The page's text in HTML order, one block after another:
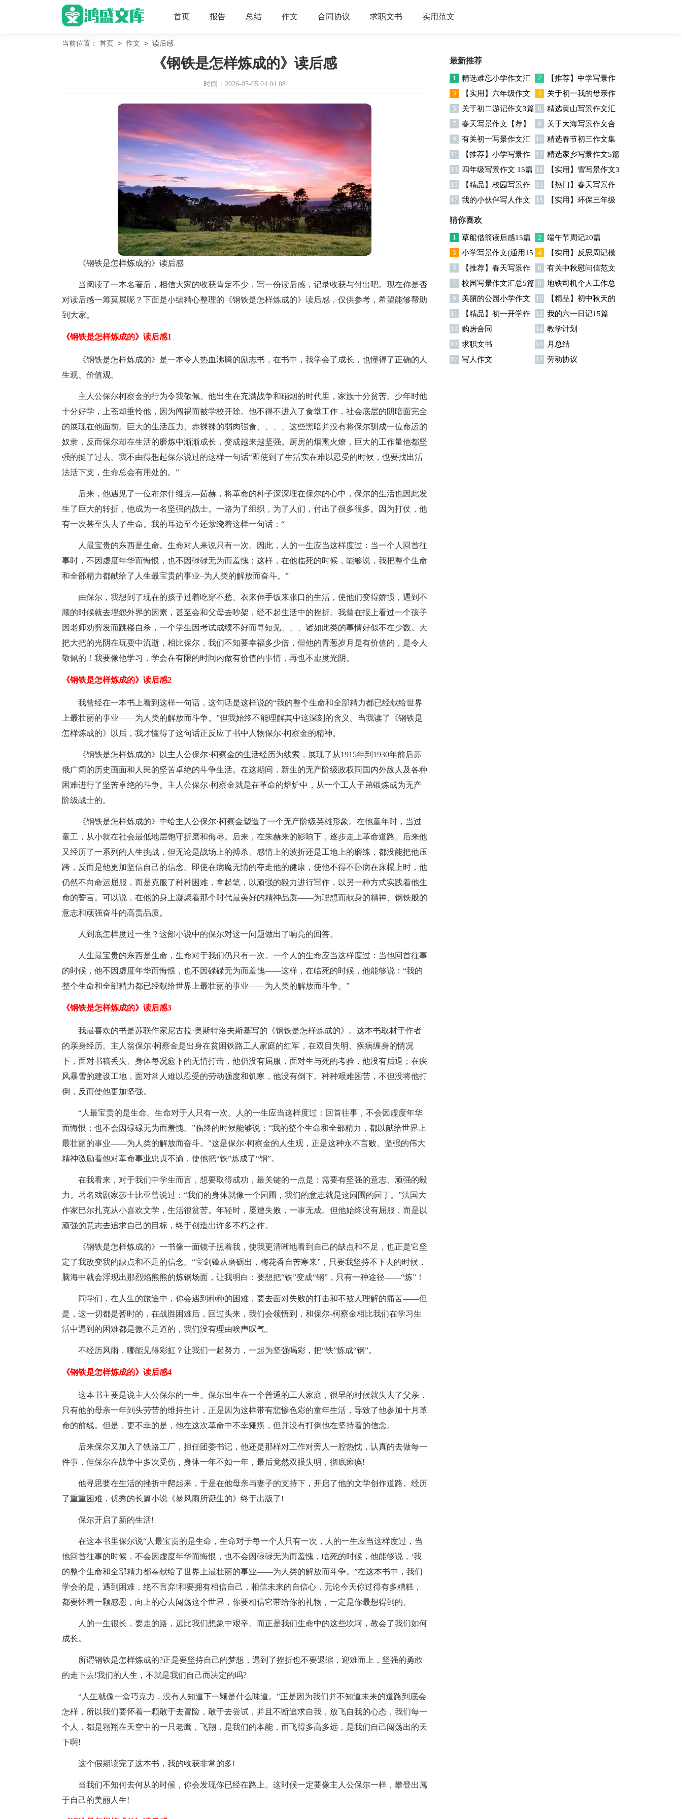
首页 报告 总结 作文 合同协议 求职文书 实用范文
当前位置： 首页 > 作文 > 读后感
《钢铁是怎样炼成的》读后感
时间：2026-05-05 04:04:08
《钢铁是怎样炼成的》读后感
当阅读了一本名著后，相信大家的收获肯定不少，写一份读后感，记录收获与付出吧。现在你是否
对读后感一筹莫展呢？下面是小编精心整理的《钢铁是怎样炼成的》读后感，仅供参考，希望能够帮助
到大家。
《钢铁是怎样炼成的》读后感1
《钢铁是怎样炼成的》是一本令人热血沸腾的励志书，在书中，我学会了成长，也懂得了正确的人
生观、价值观。
主人公保尔柯察金的行为令我敬佩。他出生在充满战争和硝烟的时代里，家族十分贫苦。少年时他
十分好学，上苍却垂怜他，因为闯祸而被学校开除。他不得不进入了食堂工作，社会底层的阴暗面完全
的展现在他面前。巨大的生活压力、赤裸裸的弱肉强食、、、、这些黑暗并没有将保尔驯成一位命运的
奴隶，反而保尔却在生活的磨炼中渐渐成长，变成越来越坚强。厨房的烟熏火燎，巨大的工作量他都坚
强的挺了过去。我不由得想起保尔说过的这样一句话“即使到了生活实在难以忍受的时候，也要找出活
法活下支，生命总会有用处的。”
后来，他遇见了一位布尔什维克—茹赫，将革命的种子深深埋在保尔的心中，保尔的生活也因此发
生了巨大的转折，他成为一名坚强的战士。一路为了组织，为了人们，付出了很多很多。因为打仗，他
有一次甚至失去了生命。我的耳边至今还萦绕着这样一句话：“
人最宝贵的东西是生命。生命对人来说只有一次。因此，人的一生应当这样度过：当一个人回首往
事时，不因虚度年华而悔恨，也不因碌碌无为而羞愧；这样，在他临死的时候，能够说，我把整个生命
和全部精力都献给了人生最宝贵的事业–为人类的解放而奋斗。”
由保尔，我想到了现在的孩子过着吃穿不愁、衣来伸手饭来张口的生活，使他们变得娇惯，遇到不
顺的时候就去埋怨外界的因素，甚至会和父母去吵架，经不起生活中的挫折。我曾在报上看过一个孩子
因老师劝剪发而跳楼自杀，一个学生因考试成绩不好而寻短见、、、诸如此类的事情好似不在少数。大
把大把的光阴在玩耍中流逝，相比保尔，我们不知要幸福多少倍，但他的青葱岁月是有价值的，是令人
敬佩的！我要像他学习，学会在有限的时间内做有价值的事情，再也不虚度光阴。
《钢铁是怎样炼成的》读后感2
我曾经在一本书上看到这样一句话，这句话是这样说的“我的整个生命和全部精力都已经献给世界
上最壮丽的事业――为人类的解放而斗争。”但我始终不能理解其中这深刻的含义。当我读了《钢铁是
怎样炼成的》以后，我才懂得了这句话正反应了书中人物保尔·柯察金的精神。
《钢铁是怎样炼成的》以主人公保尔·柯察金的生活经历为线索，展现了从1915年到1930年前后苏
俄广阔的历史画面和人民的坚苦卓绝的斗争生活。在这期间，新生的无产阶级政权同国内外敌人及各种
困难进行了坚苦卓绝的斗争。主人公保尔·柯察金就是在革命的熔炉中，从一个工人子弟锻炼成为无产
阶级战士的。
《钢铁是怎样炼成的》中给主人公保尔·柯察金塑造了一个无产阶级英雄形象。在他童年时，当过
童工，从小就在社会最低地层饱守折磨和侮辱。后来，在朱赫来的影响下，逐步走上革命道路。后来他
又经历了一系列的人生挑战，但无论是战场上的搏杀、感情上的波折还是工地上的磨练，都没能把他压
跨，反而是他更加坚信自己的信念。即使在病魔无情的夺走他的健康，使他不得不卧病在床榻上时，他
仍然不向命运屈服，而是克服了种种困难，拿起笔，以顽强的毅力进行写作，以另一种方式实践着他生
命的誓言。可以说，在他的身上凝聚着那个时代最美好的精神品质――为理想而献身的精神、钢铁般的
意志和顽强奋斗的高贵品质。
人到底怎样度过一生？这部小说中的保尔对这一问题做出了响亮的回答。
人生最宝贵的东西是生命，生命对于我们仍只有一次。一个人的生命应当这样度过：当他回首往事
的时候，他不因虚度年华而悔恨，也不因碌碌无为而羞愧――这样，在临死的时候，他能够说：“我的
整个生命和全部精力都已经献给世界上最壮丽的事业――为人类的解放而斗争。”
《钢铁是怎样炼成的》读后感3
我最喜欢的书是苏联作家尼古拉·奥斯特洛夫斯基写的《钢铁是怎样炼成的》。这本书取材于作者
的亲身经历。主人翁保尔·柯察金是出身在贫困铁路工人家庭的红军，在双目失明、疾病缠身的情况
下，面对书稿丢失、身体每况愈下的无情打击，他仍没有屈服，面对生与死的考验，他没有后退；在疾
风暴雪的建设工地，面对常人难以忍受的劳动强度和饥寒，他没有倒下。种种艰难困苦，不但没将他打
倒，反而使他更加坚强。
“人最宝贵的是生命。生命对于人只有一次。人的一生应当这样度过：回首往事，不会因虚度年华
而悔恨；也不会因碌碌无为而羞愧。”临终的时候能够说：“我的整个生命和全部精力，都以献给世界上
最壮丽的事业——为人类的解放而奋斗。”这是保尔·柯察金的人生观，正是这种永不言败、坚强的伟大
精神激励着他对革命事业忠贞不渝，使他把“铁”炼成了“钢”。
在我看来，对于我们中学生而言，想要取得成功，最关键的一点是：需要有坚强的意志、顽强的毅
力。著名戏剧家莎士比亚曾说过：“我们的身体就像一个园圃，我们的意志就是这园圃的园丁。”法国大
作家巴尔扎克从小喜欢文学，生活很贫苦。年轻时，屡遭失败，一事无成。但他始终没有屈服，而是以
顽强的意志去追求自己的目标，终于创造出许多不朽之作。
《钢铁是怎样炼成的》一书像一面镜子照着我，使我更清晰地看到自己的缺点和不足，也正是它坚
定了我改变我的缺点和不足的信念。“宝剑锋从磨砺出，梅花香自苦寒来”，只要我坚持不下去的时候，
脑海中就会浮现出那烈焰熊熊的炼钢场面，让我明白：要想把“铁”变成“钢”，只有一种途径——“炼”！
同学们，在人生的旅途中，你会遇到种种的困难，要去面对失败的打击和不被人理解的痛苦——但
是，这一切都是暂时的，在战胜困难后，回过头来，我们会领悟到，和保尔-柯察金相比我们在学习生
活中遇到的困难都是微不足道的，我们没有理由唉声叹气。
不经历风雨，哪能见得彩虹？让我们一起努力，一起为坚强喝彩，把“铁”炼成“钢”。
《钢铁是怎样炼成的》读后感4
这本书主要是说主人公保尔的一生。保尔出生在一个普通的工人家庭，很早的时候就失去了父亲，
只有他的母亲一年到头劳苦的维持生计，正是因为这样带有悲惨色彩的童年生活，导致了他参加十月革
命的前线。但是，更不幸的是，他在这次革命中不幸瘫痪，但并没有打倒他在坚持着的信念。
后来保尔又加入了铁路工厂，担任团委书记，他还是那样对工作对旁人一腔热忱，认真的去做每一
件事，但保尔在战争中多次受伤，身体一年不如一年，最后竟然双眼失明，彻底瘫痪!
他寻思要在生活的挫折中爬起来，于是在他母亲与妻子的支持下，开启了他的文学创作道路。经历
了重重困难，优秀的长篇小说《暴风雨所诞生的》终于出版了!
保尔开启了新的生活!
在这本书里保尔说“人最宝贵的是生命，生命对于每一个人只有一次，人的一生应当这样度过，当
他回首往事的时候，不会因虚度年华而悔恨，也不会因碌碌无为而羞愧，临死的时候，他能够说，‘我
的整个生命和全部精力都奉献给了世界上最壮丽的事业——为人类的解放而斗争。”在这本书中，我们
学会的是，遇到困难，绝不言弃!和要拥有相信自己，相信未来的自信心，无论今天你过得有多糟糕，
都要怀着一颗感恩，向上的心去闯荡这个世界，你要相信它带给你的礼物，一定是你最想得到的。
人的一生很长，要走的路，远比我们想象中艰辛。而正是我们生命中的这些坎坷，教会了我们如何
成长。
所谓钢铁是怎样炼成的?正是要坚持自己的梦想，遇到了挫折也不要退缩，迎难而上，坚强的勇敢
的走下去!我们的人生，不就是我们自己而决定的吗?
“人生就像一盒巧克力，没有人知道下一颗是什么味道。”正是因为我们并不知道未来的道路到底会
怎样，所以我们要怀着一颗敢于去冒险，敢于去尝试，并且不断追求自我，放飞自我的心态，我们每一
个人，都是翱翔在天空中的一只老鹰，飞翔，是我们的本能，而飞得多高多远，是我们自己闯荡出的天
下啊!
这个假期读完了这本书，我的收获非常的多!
当我们不知何去何从的时候，你会发现你已经在路上。这时候一定要像主人公保尔一样，攀登出属
于自己的美丽人生!
最新推荐
1
精选难忘小学作文汇
编5篇
2
【推荐】中学写景作
文汇总7篇
3
【实用】六年级作文
快乐的春节作文9篇
4
关于初一我的母亲作
文7篇
5 关于初二游记作文3篇 6
精选黄山写景作文汇
总八篇
7 春天写景作文【荐】 8
关于大海写景作文合
集八篇
9
有关初一写景作文汇
总十篇
10 精选春节初三作文集
合七篇
11
【推荐】小学写景作
文三篇
12 精选家乡写景作文5篇
13 四年级写景作文 15篇 14
【实用】雪写景作文3
篇
15
【精品】校园写景作
文600字3篇
16
【热门】春天写景作
文300字10篇
17 我的小伙伴写人作文
集合15篇
18
【实用】环保三年级
猜你喜欢
1 草船借箭读后感15篇 2 端午节周记20篇
3
小学写景作文(通用15
篇)
4
【实用】反思周记模
板集合9篇
5
【推荐】春天写景作
文4篇
6
有关中秋慰问信范文
集锦6篇
7 校园写景作文汇总5篇 8
地铁司机个人工作总
结
9 美丽的公园小学作文 10
【精品】初中秋天的
作文集合八篇
11
【精品】初一开学作
文锦集6篇
12 我的六一日记15篇
13 购房合同 14 教学计划
15 求职文书 16 月总结
17 写人作文 18 劳动协议